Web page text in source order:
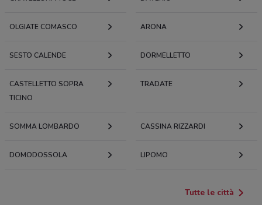
OLGIATE COMASCO ARONA
SESTO CALENDE DORMELLETTO
CASTELLETTO SOPRA
TICINO
TRADATE
SOMMA LOMBARDO CASSINA RIZZARDI
DOMODOSSOLA LIPOMO
Tutte le città